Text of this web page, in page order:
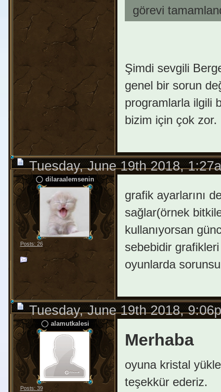
görevi
Şimdi sevgili
genel bir sorun
programlarla ilgili
bizim için çok zor.
Tuesday, June 19th 2018,
dilaraalemsenin
Posts: 26
grafik ayarlarını
sağlar(örnek
kullanıyorsan
sebebidir
oyunlarda
Tuesday, June 19th 2018,
alamutkalesi
Posts: 39
Merhaba
oyuna kristal
teşekkür ederiz.